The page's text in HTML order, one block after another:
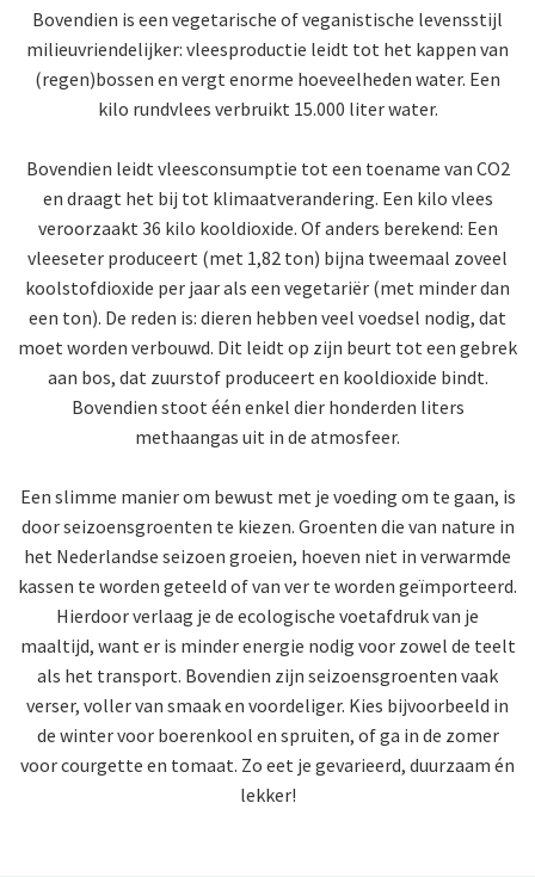
Bovendien is een vegetarische of veganistische levensstijl
milieuvriendelijker: vleesproductie leidt tot het kappen van
(regen)bossen en vergt enorme hoeveelheden water. Een
kilo rundvlees verbruikt 15.000 liter water.
Bovendien leidt vleesconsumptie tot een toename van CO2
en draagt het bij tot klimaatverandering. Een kilo vlees
veroorzaakt 36 kilo kooldioxide. Of anders berekend: Een
vleeseter produceert (met 1,82 ton) bijna tweemaal zoveel
koolstofdioxide per jaar als een vegetariër (met minder dan
een ton). De reden is: dieren hebben veel voedsel nodig, dat
moet worden verbouwd. Dit leidt op zijn beurt tot een gebrek
aan bos, dat zuurstof produceert en kooldioxide bindt.
Bovendien stoot één enkel dier honderden liters
methaangas uit in de atmosfeer.
Een slimme manier om bewust met je voeding om te gaan, is
door seizoensgroenten te kiezen. Groenten die van nature in
het Nederlandse seizoen groeien, hoeven niet in verwarmde
kassen te worden geteeld of van ver te worden geïmporteerd.
Hierdoor verlaag je de ecologische voetafdruk van je
maaltijd, want er is minder energie nodig voor zowel de teelt
als het transport. Bovendien zijn seizoensgroenten vaak
verser, voller van smaak en voordeliger. Kies bijvoorbeeld in
de winter voor boerenkool en spruiten, of ga in de zomer
voor courgette en tomaat. Zo eet je gevarieerd, duurzaam én
lekker!